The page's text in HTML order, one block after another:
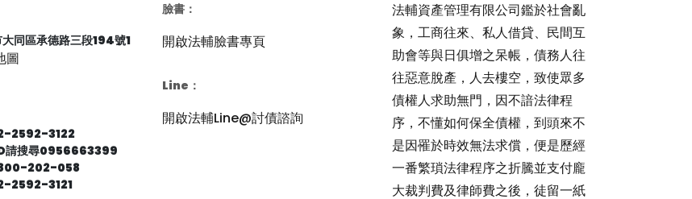
同區承德路三段194號1
圖
2592-3122
請搜尋0956663399
202-058
2592-3121
臉書：
開啟法輔臉書專頁
Line：
開啟法輔Line@討債諮詢
法輔資產管理有限公司鑑於社會亂
象，工商往來、私人借貸、民間互
助會等與日俱增之呆帳，債務人往
往惡意脫產，人去樓空，致使眾多
債權人求助無門，因不諳法律程
序，不懂如何保全債權，到頭來不
是因罹於時效無法求償，便是歷經
一番繁瑣法律程序之折騰並支付龐
大裁判費及律師費之後，徒留一紙